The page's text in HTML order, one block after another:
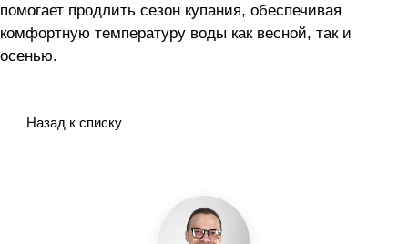
помогает продлить сезон купания, обеспечивая
комфортную температуру воды как весной, так и
осенью.
Назад к списку